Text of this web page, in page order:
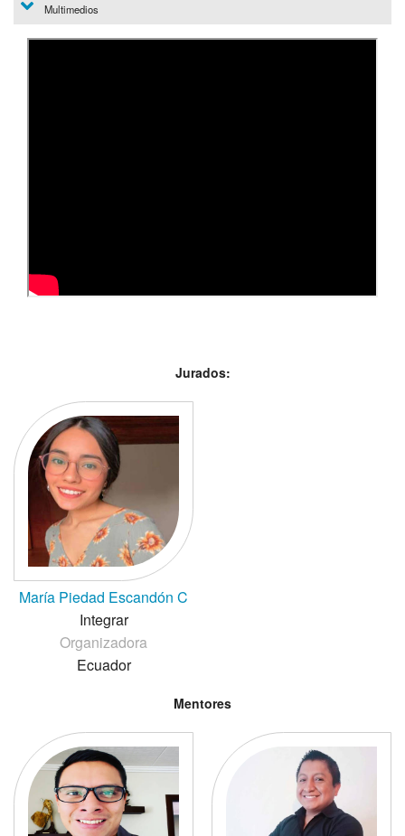
Multimedios
Jurados:
María Piedad Escandón C
Integrar
Organizadora
Ecuador
Mentores